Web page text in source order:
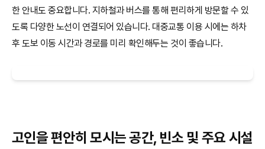
한 안내도 중요합니다. 지하철과 버스를 통해 편리하게 방문할 수 있
도록 다양한 노선이 연결되어 있습니다. 대중교통 이용 시에는 하차
후 도보 이동 시간과 경로를 미리 확인해두는 것이 좋습니다.
고인을 편안히 모시는 공간, 빈소 및 주요 시설